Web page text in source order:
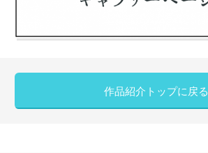
作品紹介トップに戻る